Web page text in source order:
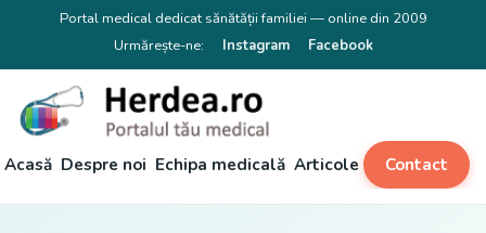
Portal medical dedicat sănătății familiei — online din 2009
Urmărește-ne:
Instagram Facebook
Acasă Despre noi Echipa medicală Articole Contact